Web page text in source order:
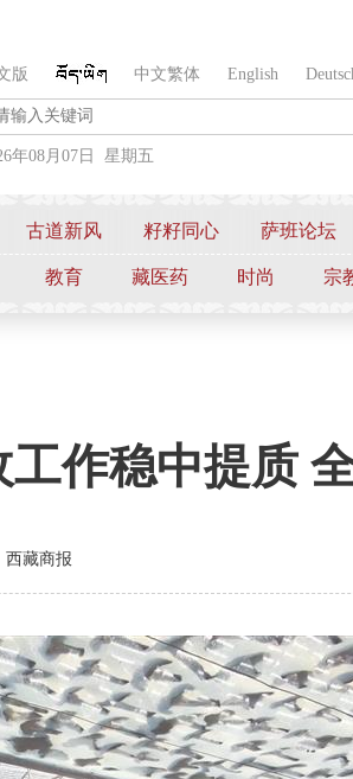
版 中文繁体 English
年08月07日 星期五
古道新风 籽籽同心 萨班论坛
教育 藏医药 时尚 宗
工作稳中提质
西藏商报